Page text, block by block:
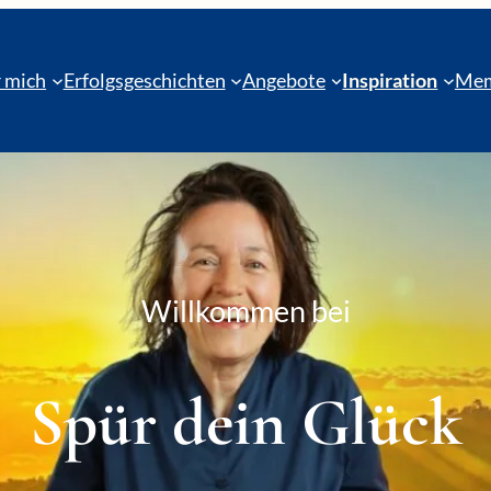
mich Erfolgsgeschichten Angebote Inspiration
Willkommen bei
Spür dein Glück